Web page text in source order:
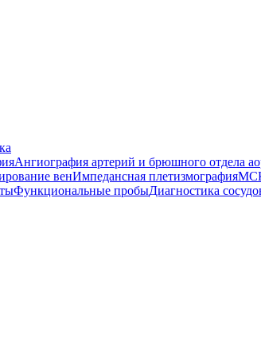
Ангиография артерий и брюшного отдела
венИмпедансная плетизмография
Функциональные пробыДиагностика